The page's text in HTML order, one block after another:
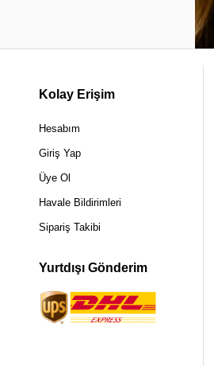
Kolay Erişim
Hesabım
Giriş Yap
Üye Ol
Havale Bildirimleri
Sipariş Takibi
Yurtdışı Gönderim